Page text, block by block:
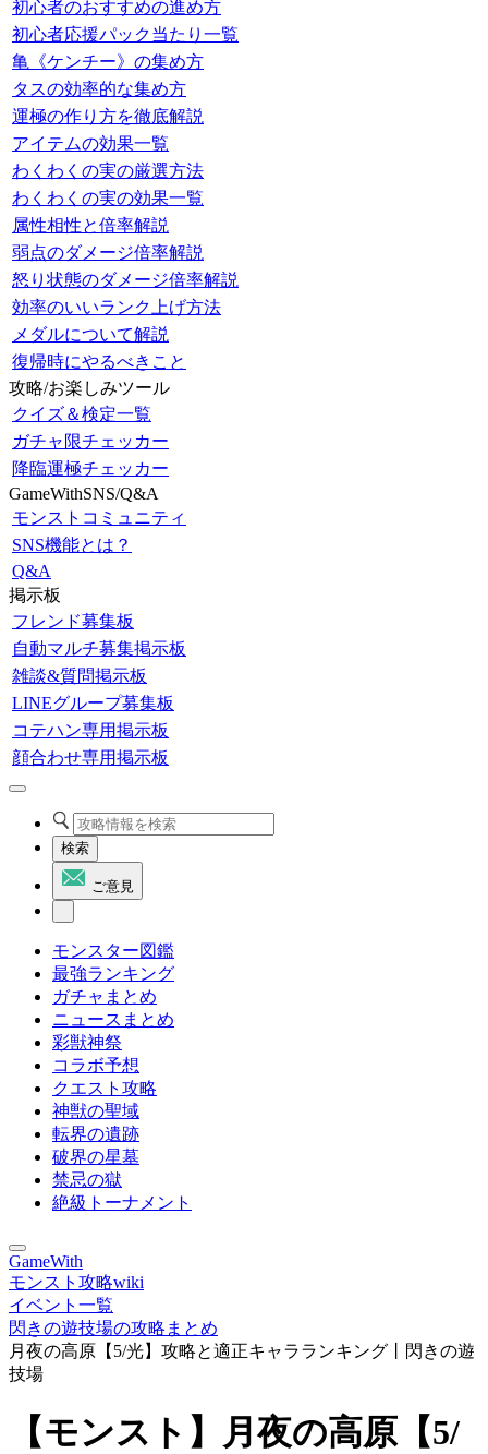
初心者のおすすめの進め方
初心者応援パック当たり一覧
亀《ケンチー》の集め方
タスの効率的な集め方
運極の作り方を徹底解説
アイテムの効果一覧
わくわくの実の厳選方法
わくわくの実の効果一覧
属性相性と倍率解説
弱点のダメージ倍率解説
怒り状態のダメージ倍率解説
効率のいいランク上げ方法
メダルについて解説
復帰時にやるべきこと
攻略/お楽しみツール
クイズ＆検定一覧
ガチャ限チェッカー
降臨運極チェッカー
GameWithSNS/Q&A
モンストコミュニティ
SNS機能とは？
Q&A
掲示板
フレンド募集板
自動マルチ募集掲示板
雑談&質問掲示板
LINEグループ募集板
コテハン専用掲示板
顔合わせ専用掲示板
検索
ご意見
モンスター図鑑
最強ランキング
ガチャまとめ
ニュースまとめ
彩獣神祭
コラボ予想
クエスト攻略
神獣の聖域
転界の遺跡
破界の星墓
禁忌の獄
絶級トーナメント
GameWith
モンスト攻略wiki
イベント一覧
閃きの遊技場の攻略まとめ
月夜の高原【5/光】攻略と適正キャラランキング丨閃きの遊
技場
【モンスト】月夜の高原【5/